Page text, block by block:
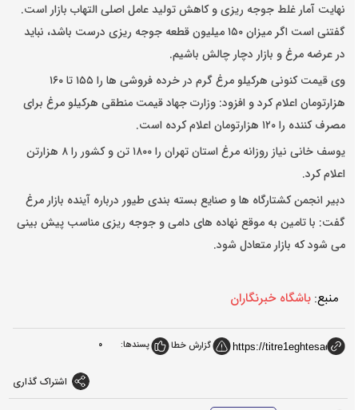
نهایت آمار غلط جوجه ریزی و کاهش تولید عامل اصلی التهاب بازار است.
گفتنی است اگر میزان ۱۵۰ میلیون قطعه جوجه ریزی درست باشد، نباید
در عرضه مرغ و بازار دچار چالش باشیم.
وی قیمت کنونی هرکیلو مرغ گرم در خرده فروشی ها را ۱۵۵ تا ۱۶۰
هزارتومان اعلام کرد و افزود: وزارت جهاد قیمت منطقی هرکیلو مرغ برای
مصرف کننده را ۱۲۰ هزارتومان اعلام کرده است‌‌.
یوسف خانی نیاز روزانه مرغ استان تهران را ۱۸۰۰ تن و کشور را ۸ هزارتن
اعلام کرد.
دبیر انجمن کشتارگاه ها و صنایع بسته بندی طیور درباره آینده بازار مرغ
گفت: با تامین به موقع نهاده های دامی و جوجه ریزی مناسب پیش بینی
می شود که بازار متعادل شود.
منبع: باشگاه خبرنگاران
گزارش خطا پسندها: 0
اشتراک گذاری